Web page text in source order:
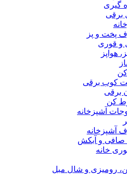
گیری
برقی
پخت و پز
و قوری
هواپز
کوب برقی
برقی
کن
آشپزخانه
آشپزخانه
صافی و آبکش
خانه
رومیزی و شال مبل